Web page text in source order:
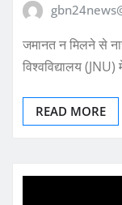
जमानत न मिलने से
विश्वविद्यालय
READ MORE